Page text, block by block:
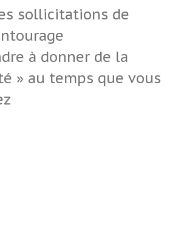
sollicitations de
à donner de la
» au temps que vous